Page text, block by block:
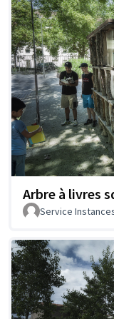
Arbre à livres
Service